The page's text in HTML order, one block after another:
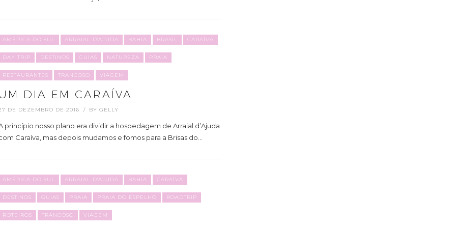
AMÉRICA DO SUL ARRAIAL D'AJUDA BAHIA BRASIL CARAÍVA
DAY TRIP DESTINOS GUIAS NATUREZA PRAIA
RESTAURANTES TRANCOSO VIAGEM
DIA EM CARAÍVA
DE DEZEMBRO DE 2016 BY GELLY
princípio nosso plano era dividir a hospedagem de Arraial d’Ajuda
Caraíva, mas depois mudamos e fomos para a Brisas do…
AMÉRICA DO SUL ARRAIAL D'AJUDA BAHIA CARAÍVA
DESTINOS GUIAS PRAIA PRAIA DO ESPELHO ROADTRIP
ROTEIROS TRANCOSO VIAGEM